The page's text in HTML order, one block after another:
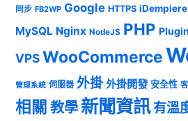
同步 FB2WP Google HTTPS iDempiere
MySQL Nginx NodeJS PHP Plugin
VPSWooCommerce
管理系統 伺服器 外掛 外掛開發 安全性
相關 教學 新聞資訊有溫